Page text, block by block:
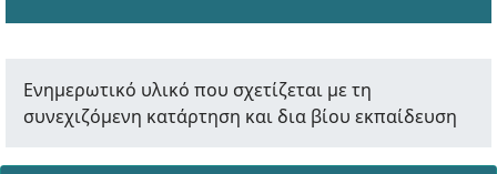
Ενημερωτικό υλικό που σχετίζεται με τη
συνεχιζόμενη κατάρτηση και δια βίου εκπαίδευση